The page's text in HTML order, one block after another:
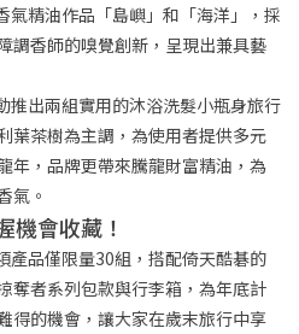
精油作品「島嶼」和「海洋」，採
調香師的嗅覺創新，呈現出兼具藝
推出兩組實用的沐浴洗髮小瓶身旅行
葉茶樹為主調，為使用者提供多元
年，品牌更帶來騰龍財富精油，為
氣。
機會收藏！
產品僅限量30組，搭配倚天酷碁的
奪者系列包款與行李箱，為年底計
得的機會，讓大家在歲末旅行中享